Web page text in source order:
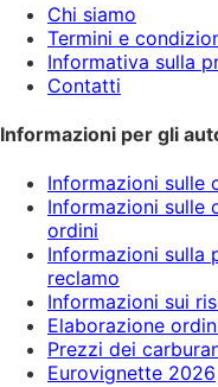
Chi siamo
Termini e
Informativa sulla
Contatti
Informazioni per gli
Informazioni sulle
Informazioni sulle
ordini
Informazioni sulla
reclamo
Informazioni sui
Elaborazione
Prezzi dei
Eurovignette 2026